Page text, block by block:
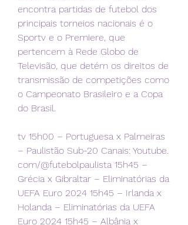
encontra partidas de futebol dos
principais torneios nacionais é o
Sportv e o Premiere, que
pertencem à Rede Globo de
Televisão, que detém os direitos de
transmissão de competições como
o Campeonato Brasileiro e a Copa
do Brasil.
tv 15h00 – Portuguesa x Palmeiras
– Paulistão Sub-20 Canais: Youtube.
com/@futebolpaulista 15h45 –
Grécia x Gibraltar – Eliminatórias da
UEFA Euro 2024 15h45 – Irlanda x
Holanda – Eliminatórias da UEFA
Euro 2024 15h45 – Albânia x